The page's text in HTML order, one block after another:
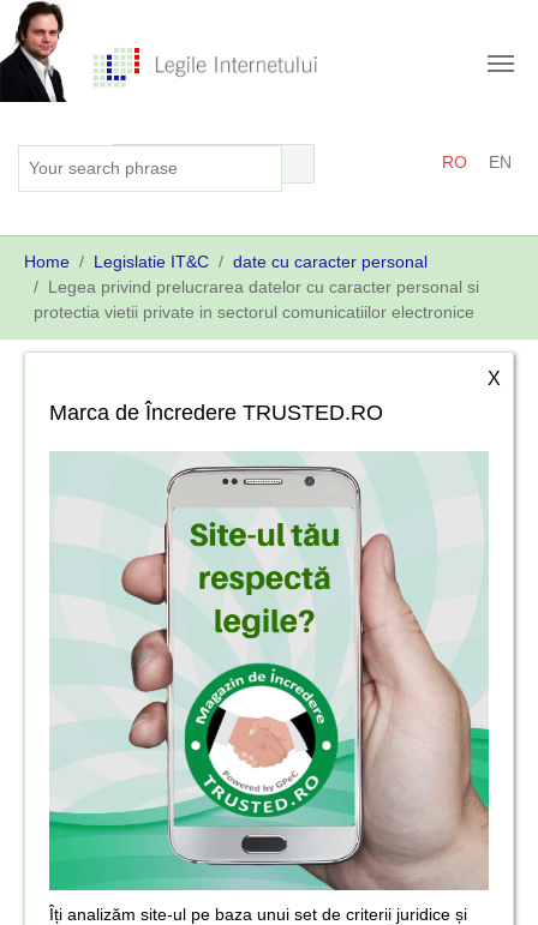
Skip
main
content
RO EN
here:
Home Legislatie IT&C
date cu caracter personal
Legea privind prelucrarea datelor cu caracter personal si
protectia vietii private in sectorul comunicatiilor electronice
X
Marca de Încredere TRUSTED.RO
Îți analizăm site-ul pe baza unui set de criterii juridice și